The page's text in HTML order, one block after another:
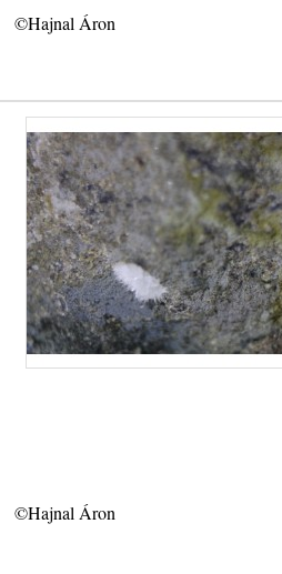
©Hajnal Áron
©Hajnal Áron